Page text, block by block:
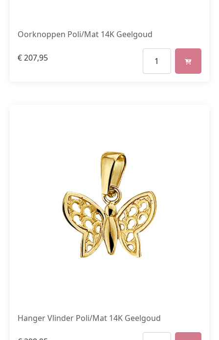
Oorknoppen Poli/Mat 14K Geelgoud
€207,95
Hanger Vlinder Poli/Mat 14K Geelgoud